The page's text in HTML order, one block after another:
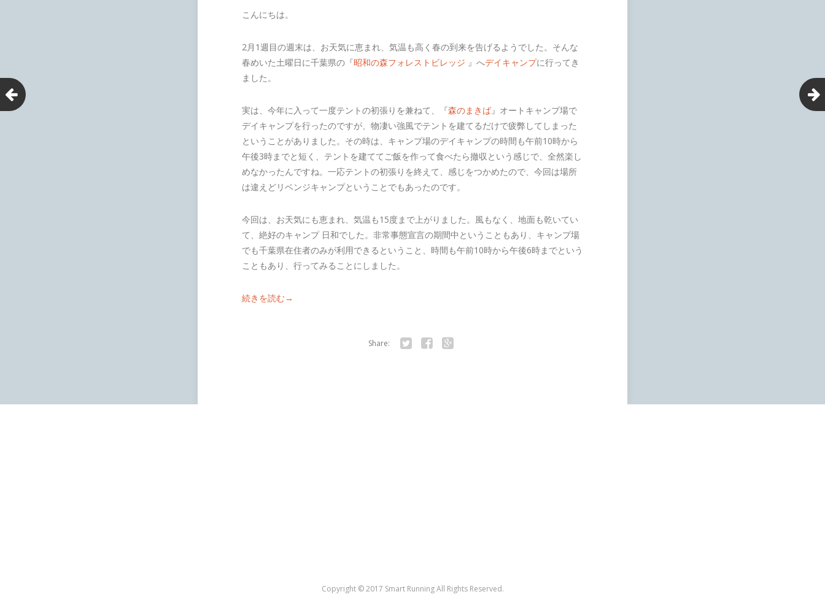
こんにちは。
2月1週目の週末は、お天気に恵まれ、気温も高く春の到来を告げるようでした。そんな
春めいた土曜日に千葉県の『昭和の森フォレストビレッジ 』へデイキャンプに行ってき
ました。
実は、今年に入って一度テントの初張りを兼ねて、『森のまきば』オートキャンプ場で
デイキャンプを行ったのですが、物凄い強風でテントを建てるだけで疲弊してしまった
ということがありました。その時は、キャンプ場のデイキャンプの時間も午前10時から
午後3時までと短く、テントを建ててご飯を作って食べたら撤収という感じで、全然楽し
めなかったんですね。一応テントの初張りを終えて、感じをつかめたので、今回は場所
は違えどリベンジキャンプということでもあったのです。
今回は、お天気にも恵まれ、気温も15度まで上がりました。風もなく、地面も乾いてい
て、絶好のキャンプ 日和でした。非常事態宣言の期間中ということもあり、キャンプ場
でも千葉県在住者のみが利用できるということ、時間も午前10時から午後6時までという
こともあり、行ってみることにしました。
続きを読む→
Share:
Copyright © 2017 Smart Running All Rights Reserved.